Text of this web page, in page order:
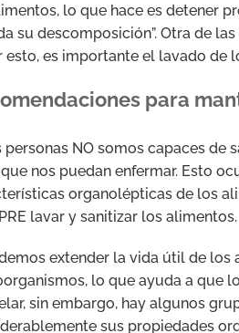
lo que hace es detener
su descomposición”. Otra de
esto, es importante el lavado de
para
personas NO somos capaces
que nos puedan enfermar. Esto
organolépticas de los
lavar y sanitizar los alimentos.
extender la vida útil de
lo que ayuda a que
sin embargo, hay algunos
sus propiedades